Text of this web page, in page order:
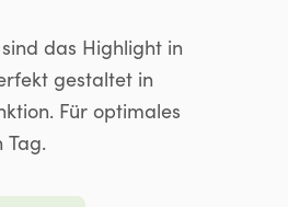
das Highlight in
gestaltet in
Für optimales
Tag.